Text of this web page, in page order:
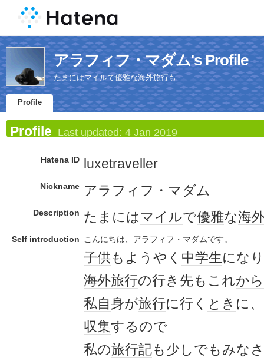
アラフィフ・マダム's Profile
たまにはマイルで優雅な海外旅行も
Profile
Profile Last updated: 4 Jan 2019
Hatena ID luxetraveller
Nickname アラフィフ・マダム
Description たまにはマイルで優雅な海
Self introduction こんにちは、 アラフィフ ・ マダムです。
子供もようやく 中学生にな
海外旅行の行き先もこれから
私自身が旅行に行く とき に
収集するので
私の旅行記も少しでもみな